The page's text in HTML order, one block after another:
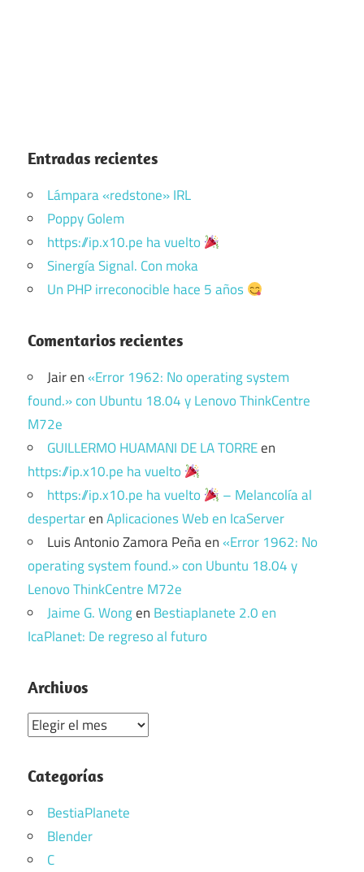
Entradas recientes
Lámpara «redstone» IRL
Poppy Golem
https://ip.x10.pe ha vuelto
Sinergía Signal. Con moka
Un PHP irreconocible hace 5 años
Comentarios recientes
Jairen«Error 1962: No operating system
found.» con Ubuntu 18.04 y Lenovo ThinkCentre
M72e
GUILLERMO HUAMANI DE LA TORREen
https://ip.x10.pe ha vuelto
https://ip.x10.pe ha vuelto
– Melancolía al
despertarenAplicaciones Web en IcaServer
Luis Antonio Zamora Peñaen«Error 1962: No
operating system found.» con Ubuntu 18.04 y
Lenovo ThinkCentre M72e
Jaime G. Wongen Bestiaplanete 2.0 en
IcaPlanet: De regreso al futuro
Archivos
Archivos
Categorías
BestiaPlanete
Blender
C